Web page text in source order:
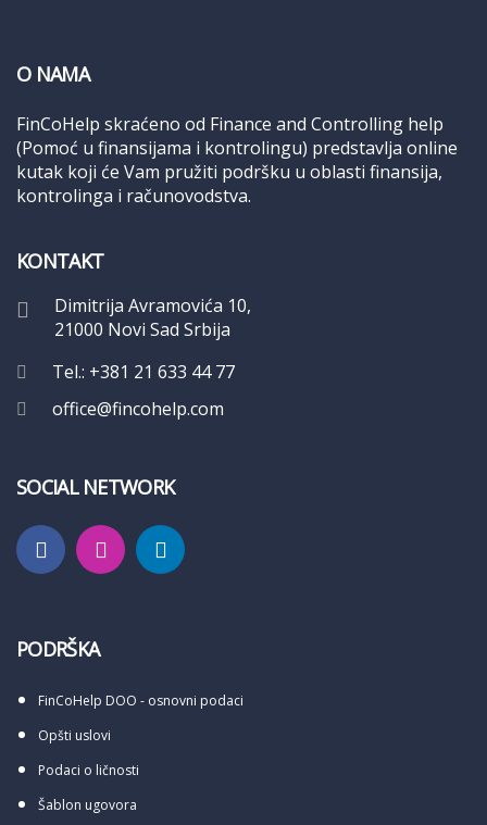
O NAMA
FinCoHelp skraćeno od Finance and Controlling help
(Pomoć u finansijama i kontrolingu) predstavlja online
kutak koji će Vam pružiti podršku u oblasti finansija,
kontrolinga i računovodstva.
KONTAKT
Dimitrija Avramovića 10,
21000 Novi Sad Srbija
Tel.: +381 21 633 44 77
office@fincohelp.com
SOCIAL NETWORK
PODRŠKA
FinCoHelp DOO - osnovni podaci
Opšti uslovi
Podaci o ličnosti
Šablon ugovora